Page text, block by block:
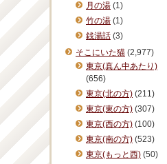
月の湯 (1)
竹の湯 (1)
銭湯話 (3)
そこにいた猫 (2,977)
東京(真ん中あたり)
(656)
東京(北の方) (211)
東京(東の方) (307)
東京(西の方) (100)
東京(南の方) (523)
東京(もっと西) (50)